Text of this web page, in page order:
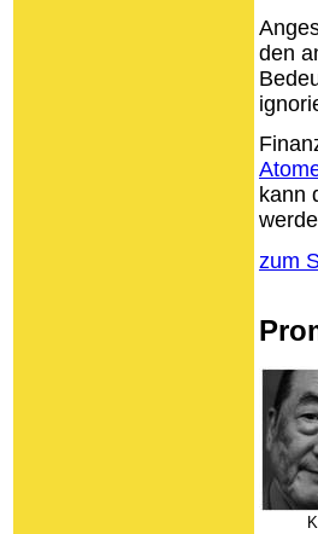
den
kann
zum